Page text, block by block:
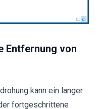
Entfernung von
kann ein langer
fortgeschrittene